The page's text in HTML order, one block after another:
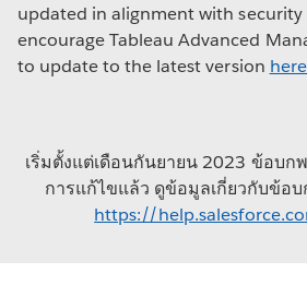
updated in alignment with security
encourage Tableau Advanced
to update to the latest version
เริ่มตั้งแต่เดือนกันยายน 2023 ข้อบก
การแก้ไขแล้ว ดูข้อมูลเกี่ยวกับข้อบ
https://